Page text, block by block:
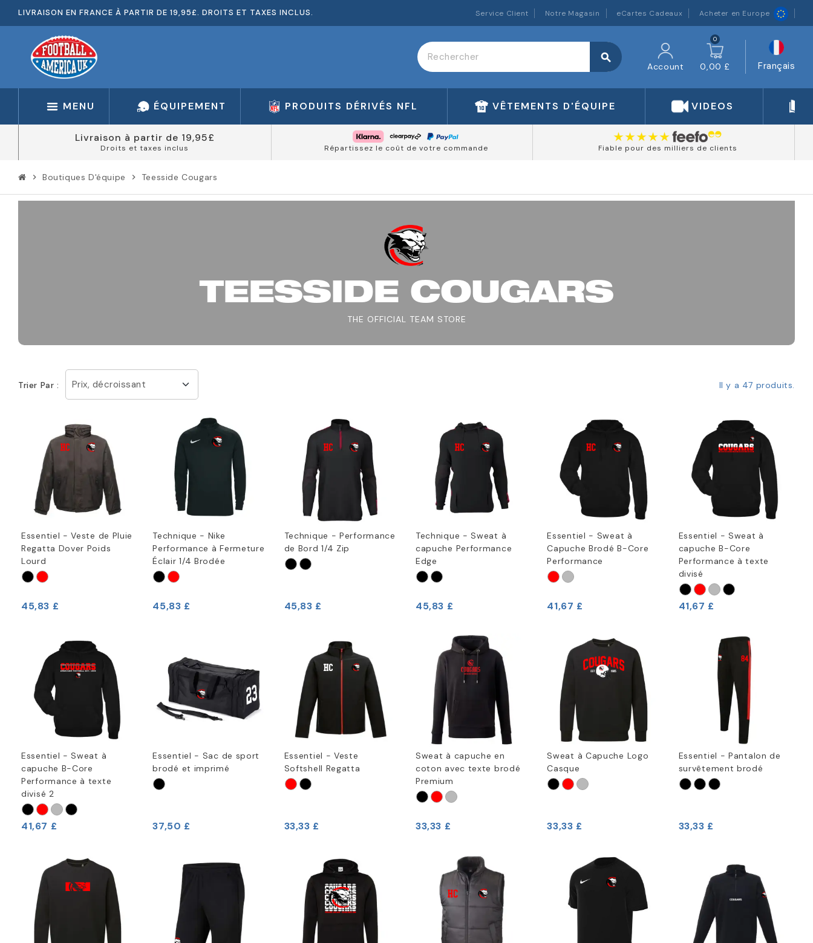
LIVRAISON EN FRANCE À PARTIR DE 19,95£. DROITS ET TAXES INCLUS. Service Client Notre Magasin eCartes Cadeaux Acheter en Europe
search
Account
0
0,00 £ Français
MENU ÉQUIPEMENT PRODUITS DÉRIVÉS NFL VÊTEMENTS D'ÉQUIPE VIDEOS
Livraison à partir de 19,95£
Droits et taxes inclus Répartissez le coût de votre commande Fiable pour des milliers de clients
chevron_right Boutiques D'équipe chevron_right Teesside Cougars
TEESSIDE COUGARS
THE OFFICIAL TEAM STORE
Trier Par : Prix, décroissant Il y a 47 produits.
Essentiel - Veste de Pluie
Regatta Dover Poids
Lourd
45,83 £
Technique - Nike
Performance à Fermeture
Éclair 1/4 Brodée
45,83 £
Technique - Performance
de Bord 1/4 Zip
45,83 £
Technique - Sweat à
capuche Performance
Edge
45,83 £
Essentiel - Sweat à
Capuche Brodé B-Core
Performance
41,67 £
Essentiel - Sweat à
capuche B-Core
Performance à texte
divisé
41,67 £
Essentiel - Sweat à
capuche B-Core
Performance à texte
divisé 2
41,67 £
Essentiel - Sac de sport
brodé et imprimé
37,50 £
Essentiel - Veste
Softshell Regatta
33,33 £
Sweat à capuche en
coton avec texte brodé
Premium
33,33 £
Sweat à Capuche Logo
Casque
33,33 £
Essentiel - Pantalon de
survêtement brodé
33,33 £